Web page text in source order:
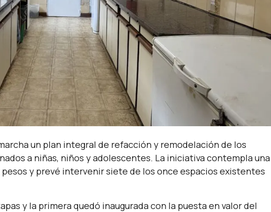
un plan integral de refacción y remodelación de los
a niñas, niños y adolescentes. La iniciativa contempla una
y prevé intervenir siete de los once espacios existentes
y la primera quedó inaugurada con la puesta en valor del